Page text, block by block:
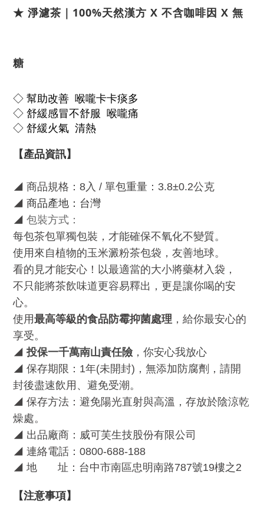
★ 淨濾茶｜100%天然漢方 X 不含咖啡因 X 無
糖
◇ 幫助改善 喉嚨卡卡痰多
◇ 舒緩感冒不舒服 喉嚨痛
◇ 舒緩火氣 清熱
【產品資訊】
◢ 商品規格： 8 入 / 單包重量：3.8±0.2公克
◢ 商品產地：台灣
◢ 包裝方式：
每包茶包單獨包裝，才能確保不氧化不變質。
使用來自植物的玉米澱粉茶包袋，友善地球。
看的見才能安心！以最適當的大小將藥材入袋，
不只能將茶飲味道更容易釋出，更是讓你喝的安
心。
使用最高等級的食品防霉抑菌處理 ，給你最安心的
享受。
◢ 投保一千萬南山責任險 ，你安心我放心
◢ 保存期限： 1年(未開封) ，無添加防腐劑，請開
封後盡速飲用、避免受潮。
◢ 保存方法：避免陽光直射與高溫，存放於陰涼乾
燥處。
◢ 出品廠商：威可芙生技股份有限公司
◢ 連絡電話： 0800-688-188
◢ 地 址：台中市南區忠明南路787號19樓之 2
【注意事項】